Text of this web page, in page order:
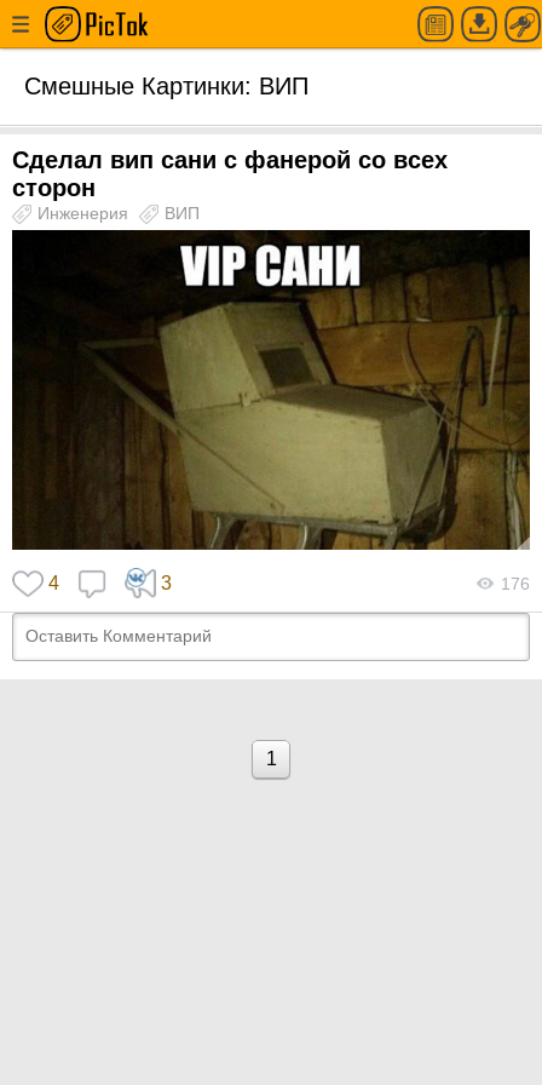
Смешные Картинки: ВИП
Сделал вип сани с фанерой со всех
сторон
Инженерия ВИП
4 3 176
1